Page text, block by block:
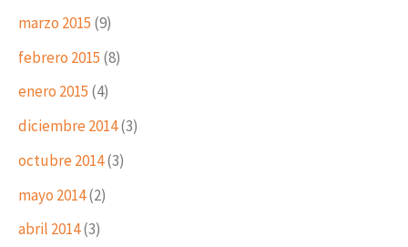
marzo 2015 (9)
febrero 2015 (8)
enero 2015 (4)
diciembre 2014(3)
octubre 2014(3)
mayo 2014(2)
abril 2014(3)